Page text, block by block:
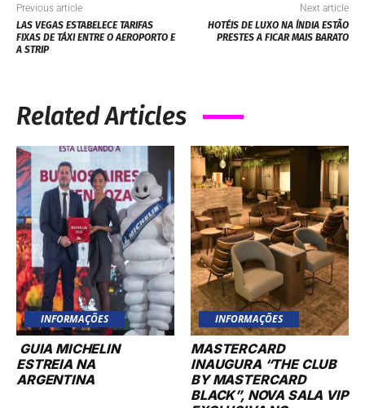
Previous article
LAS VEGAS ESTABELECE TARIFAS
FIXAS DE TÁXI ENTRE O AEROPORTO E
A STRIP
Next article
HOTÉIS DE LUXO NA ÍNDIA ESTÃO
PRESTES A FICAR MAIS BARATO
Related Articles
INFORMAÇÕES
GUIA MICHELIN
ESTREIA NA
ARGENTINA
INFORMAÇÕES
MASTERCARD
INAUGURA “THE CLUB
BY MASTERCARD
BLACK”, NOVA SALA VIP